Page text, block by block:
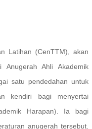
Latihan (CenTTM), akan
Anugerah Ahli Akademik
satu pendedahan untuk
kendiri bagi menyertai
Harapan). Ia bagi
anugerah tersebut.